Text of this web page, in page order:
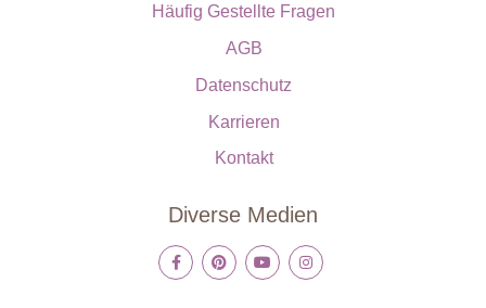
Häufig Gestellte Fragen
AGB
Datenschutz
Karrieren
Kontakt
Diverse Medien